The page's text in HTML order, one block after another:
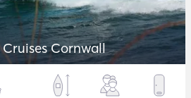
Cornwall